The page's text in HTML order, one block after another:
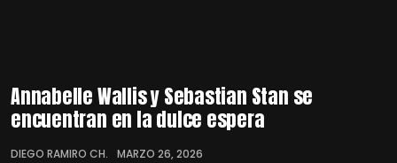
Annabelle Wallis y Sebastian Stan se
encuentran en la dulce espera
DIEGO RAMIRO CH. MARZO 26, 2026